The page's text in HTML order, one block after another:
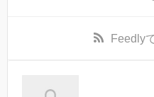
Feedly